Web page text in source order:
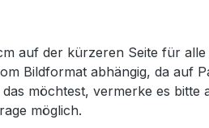
auf der kürzeren Seite für
Bildformat abhängig, da
möchtest, vermerke es
möglich.